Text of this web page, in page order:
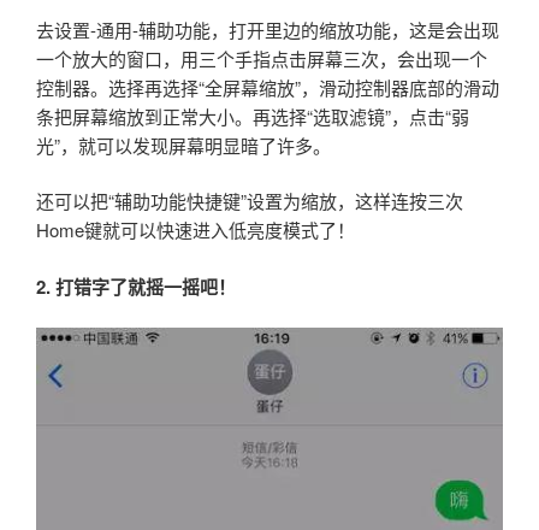
去设置-通用-辅助功能，打开里边的缩放功能，这是会出现
一个放大的窗口，用三个手指点击屏幕三次，会出现一个
控制器。选择再选择“全屏幕缩放”，滑动控制器底部的滑动
条把屏幕缩放到正常大小。再选择“选取滤镜”，点击“弱
光”，就可以发现屏幕明显暗了许多。
还可以把“辅助功能快捷键”设置为缩放，这样连按三次
Home键就可以快速进入低亮度模式了！
2. 打错字了就摇一摇吧！